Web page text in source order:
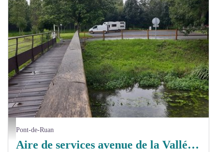
Aire camping-car de Pont-de-Ruan - ADT Touraine / Jérôme Huet
Pont-de-Ruan
Aire de services avenue de la Vallée du lys